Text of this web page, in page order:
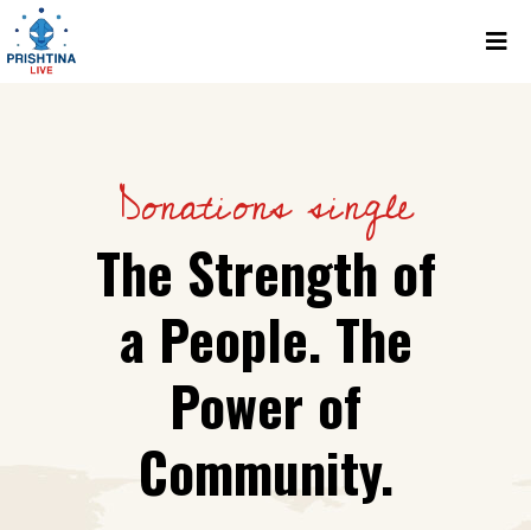
Donations single
The Strength of
a People. The
Power of
Community.